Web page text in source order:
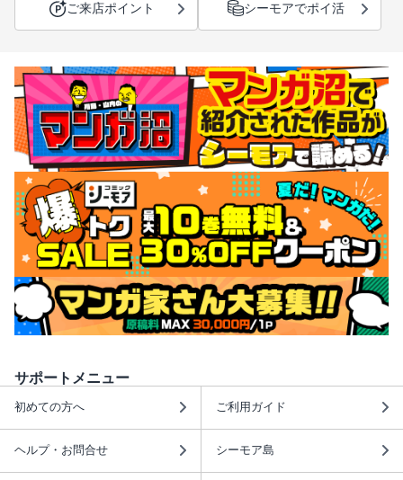
ご来店ポイント シーモアでポイ活
サポートメニュー
初めての方へ ご利用ガイド
ヘルプ・お問合せ シーモア島